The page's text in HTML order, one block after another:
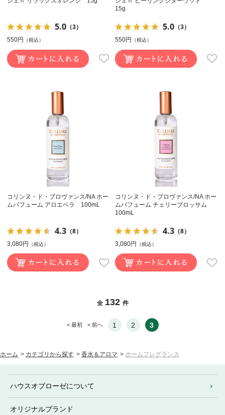
5.0（3）
550円 （税込）
15g
5.0 （3）
550円 （税込）
コリンヌ・ド・プロヴァンス/NA ホー
ムパフューム アロエベラ 100mL
4.3（8）
3,080円 （税込）
コリンヌ・ド・プロヴァンス/NA ホー
ムパフューム チェリーブロッサム
100mL
4.3 （8）
3,080円 （税込）
全 132 件
< 最初 < 前へ 1 2 3
ホーム > カテゴリから探す > 香水＆アロマ > ホームフレグランス
ハウスオブローゼについて
オリジナルブランド